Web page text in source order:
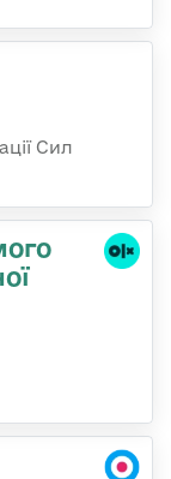
Сил